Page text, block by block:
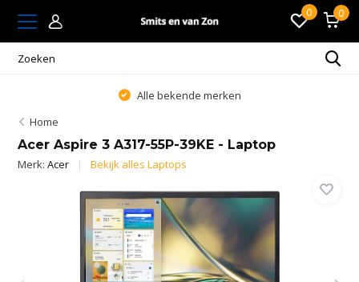
0 0
Alle bekende merken
Home
Acer Aspire 3 A317-55P-39KE - Laptop
Merk:Acer Bekijk alles Laptops